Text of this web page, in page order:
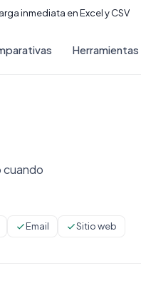
inmediata en Excel y CSV
Herramientas
cuando
Email Sitio web